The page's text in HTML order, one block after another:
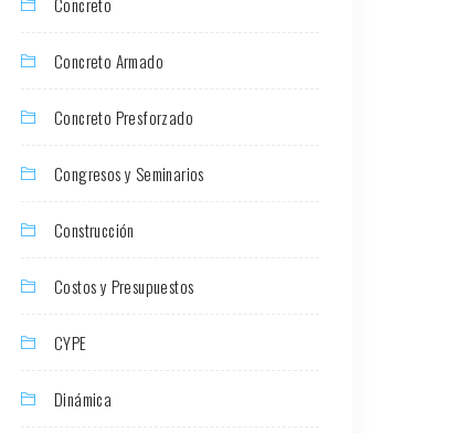
Concreto Armado
Concreto Presforzado
Congresos y Seminarios
Construcción
Costos y Presupuestos
CYPE
Dinámica